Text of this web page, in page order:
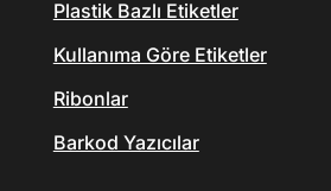
Plastik Bazlı Etiketler
Kullanıma Göre Etiketler
Ribonlar
Barkod Yazıcılar